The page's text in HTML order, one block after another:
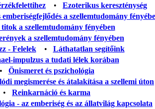
• Ezoterikus kereszténység
emberiségfejlődés a szellemtudomány
a szellemtudomány fényében
a szellemtudomány fényében
- Felelek• Láthatatlan segítőink
impulzus a tudati lélek korában
Önismeret és pszichológia
megismerése és átalakítása a szellemi úton
• Reinkarnáció és karma
- az emberiség és az állatvilág kapcsolata